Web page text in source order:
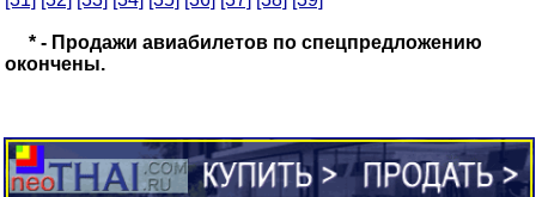
* - Продажи авиабилетов по спецпредложению
окончены.